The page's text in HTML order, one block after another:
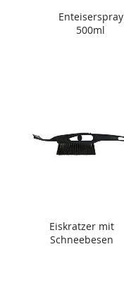
Enteiserspray
500ml
Eiskratzer mit
Schneebesen